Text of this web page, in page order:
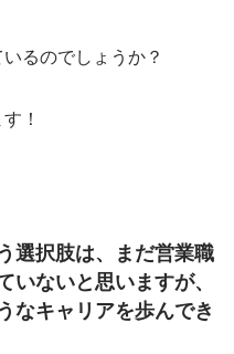
るのでしょうか？
！
選択肢は、まだ営業職
ないと思いますが、
なキャリアを歩んでき